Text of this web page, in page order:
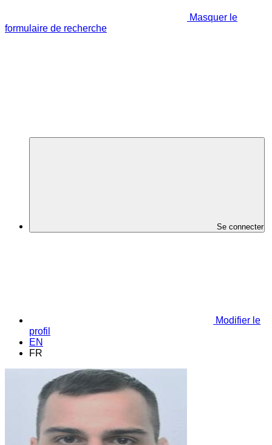
Masquer le
formulaire de recherche
Se connecter
Modifier le
profil
EN
FR